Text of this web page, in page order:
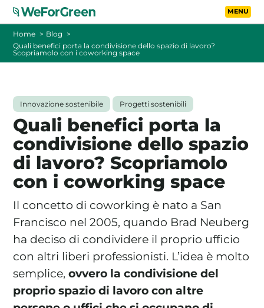
Vai al contenuto
TARIFFE
FOTOVOLTAICO A DISTANZA
FAQ
BLOG
CONTATTI
PASSA A WEFORGREEN
Home
Blog
Quali benefici porta la condivisione dello spazio di lavoro?
Scopriamolo con i coworking space
Innovazione sostenibile Progetti sostenibili
Quali benefici porta la
condivisione dello spazio
di lavoro? Scopriamolo
con i coworking space
Il concetto di coworking è nato a San
Francisco nel 2005, quando Brad Neuberg
ha deciso di condividere il proprio ufficio
con altri liberi professionisti. L’idea è molto
semplice,ovvero la condivisione del
proprio spazio di lavoro con altre